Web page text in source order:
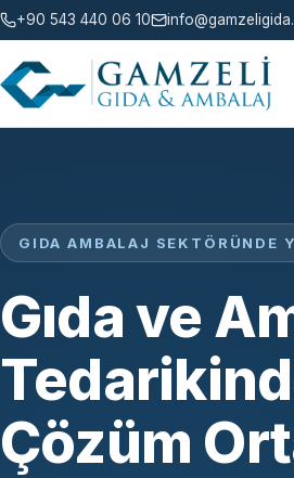
+90 543 440 06 10
GIDA AMBALAJ SEKTÖRÜNDE
Gıda ve
Çözüm